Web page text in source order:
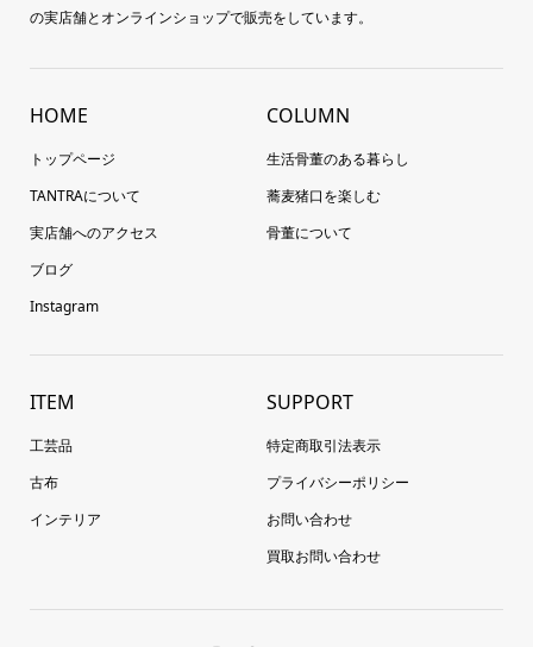
の実店舗とオンラインショップで販売をしています。
HOME
トップページ
TANTRAについて
実店舗へのアクセス
ブログ
Instagram
COLUMN
生活骨董のある暮らし
蕎麦猪口を楽しむ
骨董について
ITEM
工芸品
古布
インテリア
SUPPORT
特定商取引法表示
プライバシーポリシー
お問い合わせ
買取お問い合わせ